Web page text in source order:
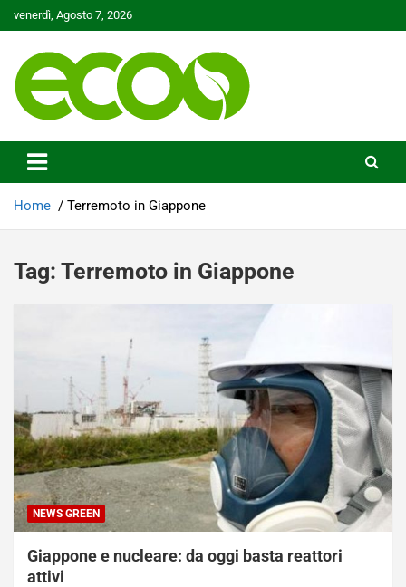
to
venerdì, Agosto 7, 2026
Ecoo.it
Home Terremoto in Giappone
Tag: Terremoto in Giappone
NEWS GREEN
Giappone e nucleare: da oggi basta reattori
attivi